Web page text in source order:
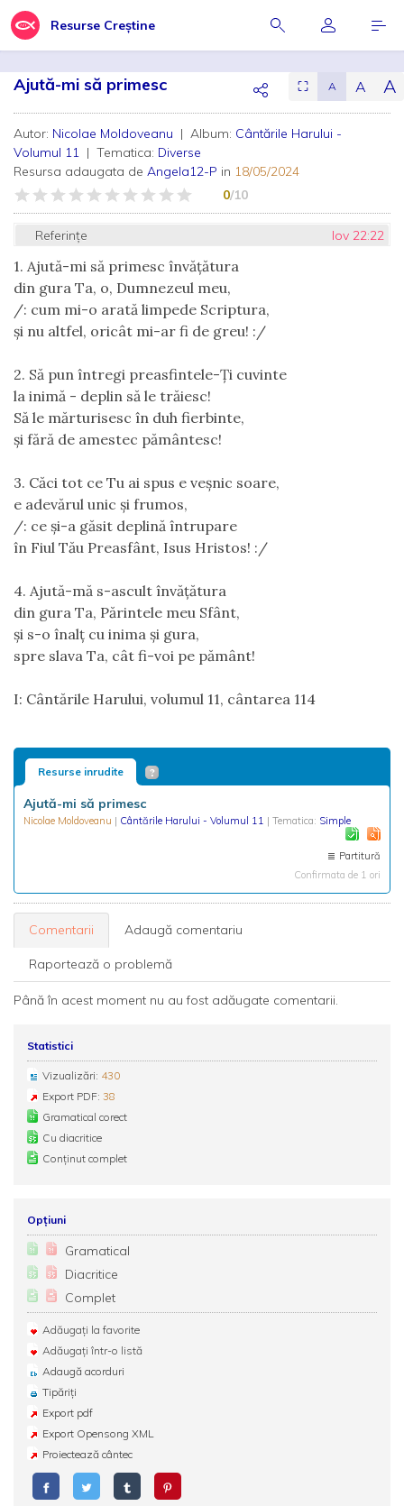
Resurse Creștine
Ajută-mi să primesc ⛶ A A A
Autor: Nicolae Moldoveanu | Album: Cântările Harului -
Volumul 11 | Tematica: Diverse
Resursa adaugata de Angela12-P in 18/05/2024
0/10
Referințe Iov 22:22
1. Ajută-mi să primesc învățătura
din gura Ta, o, Dumnezeul meu,
/: cum mi-o arată limpede Scriptura,
şi nu altfel, oricât mi-ar fi de greu! :/
2. Să pun întregi preasfintele-Ți cuvinte
la inimă - deplin să le trăiesc!
Să le mărturisesc în duh fierbinte,
şi fără de amestec pământesc!
3. Căci tot ce Tu ai spus e veşnic soare,
e adevărul unic şi frumos,
/: ce şi-a găsit deplină întrupare
în Fiul Tău Preasfânt, Isus Hristos! :/
4. Ajută-mă s-ascult învățătura
din gura Ta, Părintele meu Sfânt,
şi s-o înalț cu inima şi gura,
spre slava Ta, cât fi-voi pe pământ!
I: Cântările Harului, volumul 11, cântarea 114
Resurse inrudite
Ajută-mi să primesc
Nicolae Moldoveanu | Cântările Harului - Volumul 11 | Tematica: Simple
Partitură
Confirmata de 1 ori
Comentarii Adaugă comentariu
Raportează o problemă
Până în acest moment nu au fost adăugate comentarii.
Statistici
Vizualizări: 430
Export PDF: 38
Gramatical corect
Cu diacritice
Conținut complet
Opțiuni
Gramatical
Diacritice
Complet
Adăugați la favorite
Adăugați într-o listă
Adaugă acorduri
Tipăriți
Export pdf
Export Opensong XML
Proiectează cântec